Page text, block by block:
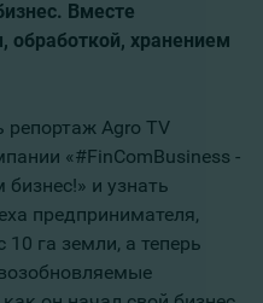
Вместе
хранением
Agro TV
«#FinComBusiness -
и узнать
предпринимателя,
га земли, а теперь